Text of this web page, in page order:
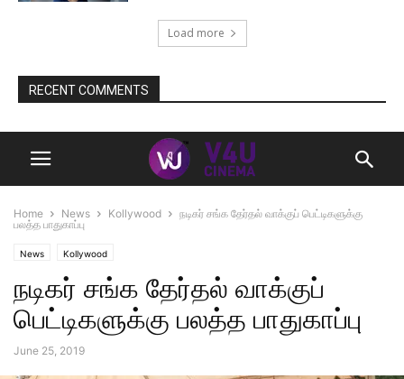
Load more
RECENT COMMENTS